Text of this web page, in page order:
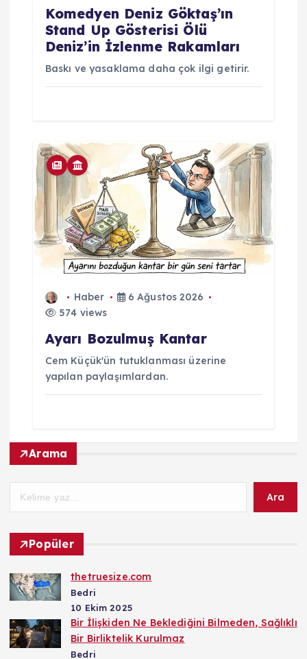
Komedyen Deniz Göktaş’ın
Stand Up Gösterisi Ölü
Deniz’in İzlenme Rakamları
Baskı ve yasaklama daha çok ilgi getirir.
Haber
6 Ağustos 2026
574 views
Ayarı Bozulmuş Kantar
Cem Küçük'ün tutuklanması üzerine
yapılan paylaşımlardan.
Arama
Ara
Popüler
thetruesize.com
Bedri
10 Ekim 2025
Bir İlişkiden Ne Beklediğini Bilmeden, Sağlıklı
Bir Birliktelik Kurulmaz
Bedri